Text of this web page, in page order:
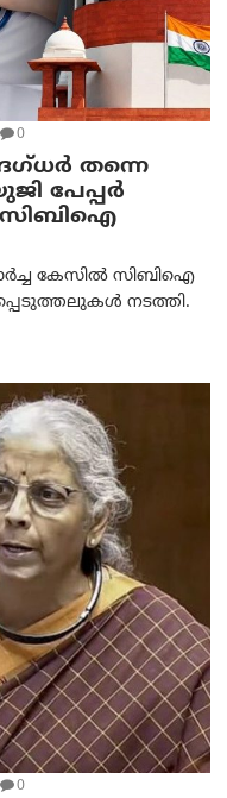
0
തന്നെ
പേപ്പർ
സിബിഐ
കേസിൽ സിബിഐ
നടത്തി.
0